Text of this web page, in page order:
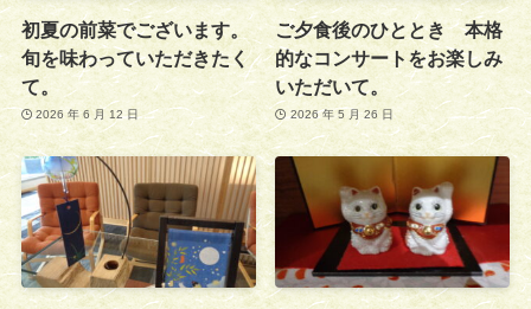
初夏の前菜でございます。
旬を味わっていただきたく
て。
2026 年 6 月 12 日
ご夕食後のひととき 本格
的なコンサートをお楽しみ
いただいて。
2026 年 5 月 26 日